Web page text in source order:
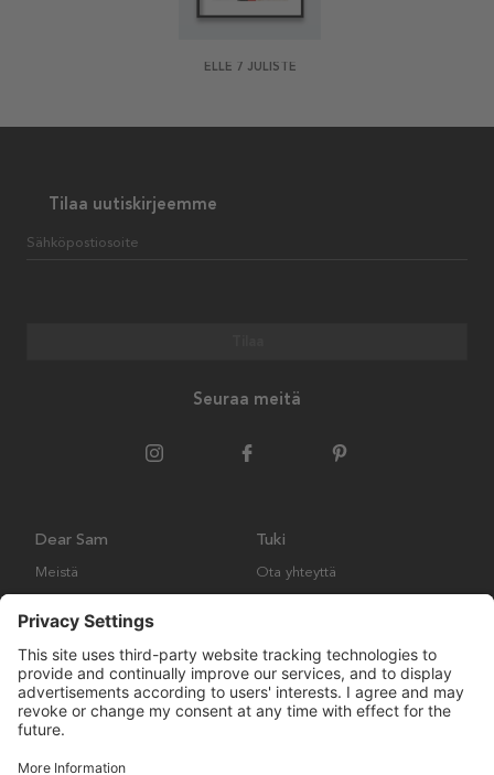
ELLE 7 JULISTE
Tilaa uutiskirjeemme
Sähköpostiosoite
Seuraa meitä
Dear Sam
Meistä
Tuki
Ota yhteyttä
Palautukset ja vaatimukset